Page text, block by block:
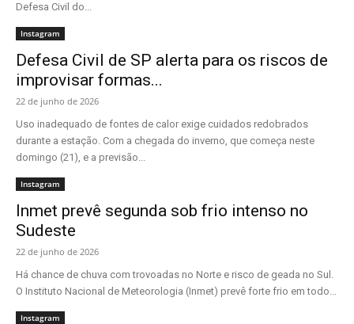
Defesa Civil do...
Instagram
Defesa Civil de SP alerta para os riscos de
improvisar formas...
22 de junho de 2026
Uso inadequado de fontes de calor exige cuidados redobrados
durante a estação. Com a chegada do inverno, que começa neste
domingo (21), e a previsão...
Instagram
Inmet prevê segunda sob frio intenso no
Sudeste
22 de junho de 2026
Há chance de chuva com trovoadas no Norte e risco de geada no Sul.
O Instituto Nacional de Meteorologia (Inmet) prevê forte frio em todo...
Instagram